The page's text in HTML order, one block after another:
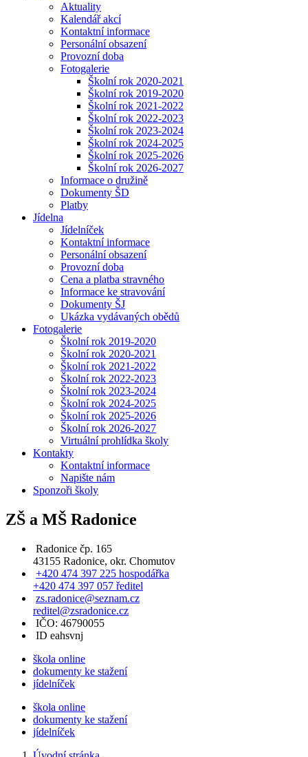
Aktuality
Kalendář akcí
Kontaktní informace
Personální obsazení
Provozní doba
Fotogalerie
Školní rok 2020-2021
Školní rok 2019-2020
Školní rok 2021-2022
Školní rok 2022-2023
Školní rok 2023-2024
Školní rok 2024-2025
Školní rok 2025-2026
Školní rok 2026-2027
Informace o družině
Dokumenty ŠD
Platby
Jídelna
Jídelníček
Kontaktní informace
Personální obsazení
Provozní doba
Cena a platba stravného
Informace ke stravování
Dokumenty ŠJ
Ukázka vydávaných obědů
Fotogalerie
Školní rok 2019-2020
Školní rok 2020-2021
Školní rok 2021-2022
Školní rok 2022-2023
Školní rok 2023-2024
Školní rok 2024-2025
Školní rok 2025-2026
Školní rok 2026-2027
Virtuální prohlídka školy
Kontakty
Kontaktní informace
Napište nám
Sponzoři školy
ZŠ a MŠ Radonice
Radonice čp. 165
43155 Radonice, okr. Chomutov
+420 474 397 225 hospodářka
+420 474 397 057 ředitel
zs.radonice@seznam.cz
reditel@zsradonice.cz
IČO: 46790055
ID eahsvnj
škola online
dokumenty ke stažení
jídelníček
škola online
dokumenty ke stažení
jídelníček